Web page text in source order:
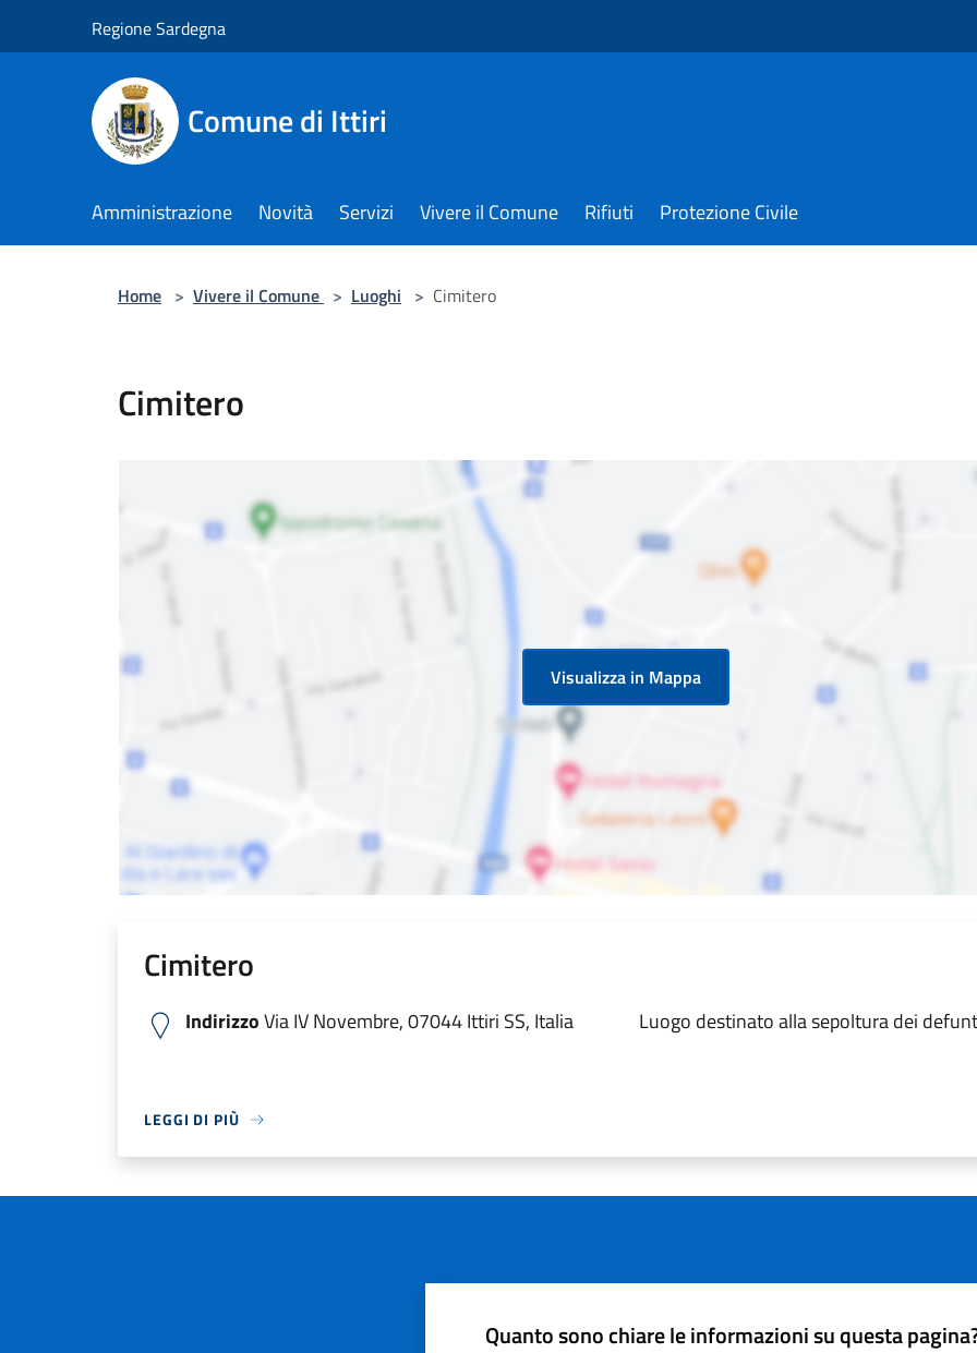
Regione Sardegna
Comune di Ittiri
Amministrazione Novità Servizi Vivere il Comune Rifiuti Protezione Civile
Home > Vivere il Comune > Luoghi > Cimitero
Cimitero
Visualizza in Mappa
Cimitero
IndirizzoVia IV Novembre, 07044 Ittiri SS, Italia Luogo destinato alla sepoltura dei
LEGGI DI PIÙ
Quanto sono chiare le informazioni su questa